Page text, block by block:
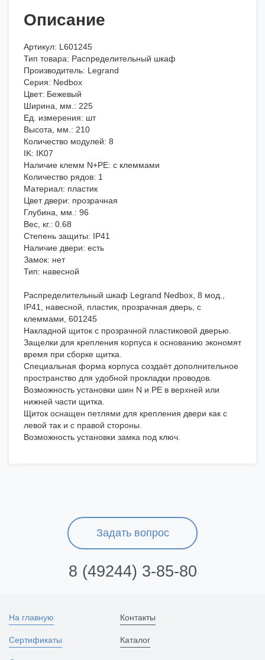
Описание
Артикул: L601245
Тип товара: Распределительный шкаф
Производитель: Legrand
Серия: Nedbox
Цвет: Бежевый
Ширина, мм.: 225
Ед. измерения: шт
Высота, мм.: 210
Количество модулей: 8
IK: IK07
Наличие клемм N+PE: с клеммами
Количество рядов: 1
Материал: пластик
Цвет двери: прозрачная
Глубина, мм.: 96
Вес, кг.: 0.68
Степень защиты: IP41
Наличие двери: есть
Замок: нет
Тип: навесной
Распределительный шкаф Legrand Nedbox, 8 мод.,
IP41, навесной, пластик, прозрачная дверь, с
клеммами, 601245
Накладной щиток с прозрачной пластиковой дверью.
Защелки для крепления корпуса к основанию экономят
время при сборке щитка.
Специальная форма корпуса создаёт дополнительное
пространство для удобной прокладки проводов.
Возможность установки шин N и РЕ в верхней или
нижней части щитка.
Щиток оснащен петлями для крепления двери как с
левой так и с правой стороны.
Возможность установки замка под ключ.
Задать вопрос
8 (49244) 3-85-80
На главную
Сертификаты
Контакты
Каталог